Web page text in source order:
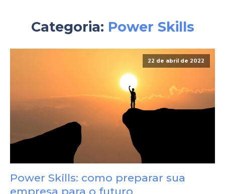
Categoria: Power Skills
22 de abril de 2022
Power Skills: como preparar sua
empresa para o futuro